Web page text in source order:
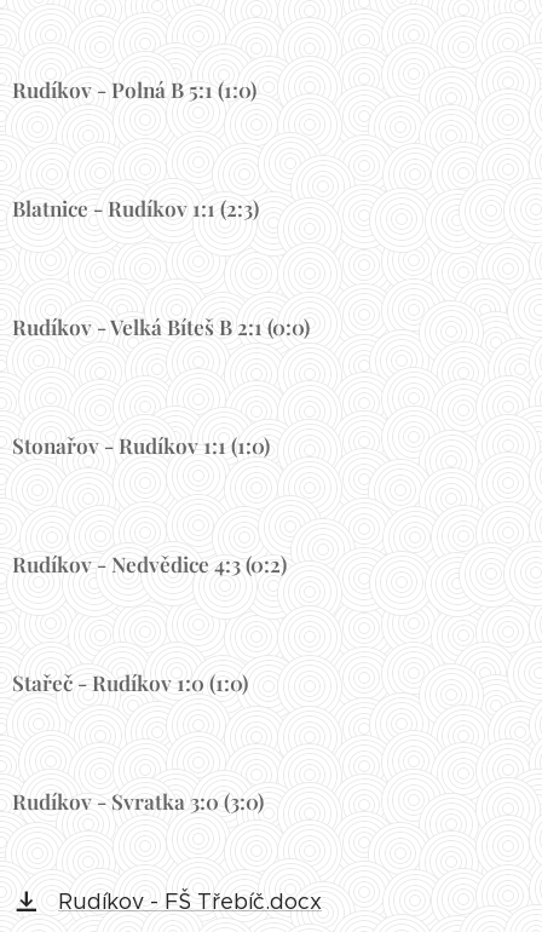
Rudíkov - Polná B 5:1 (1:0)
Blatnice - Rudíkov 1:1 (2:3)
Rudíkov - Velká Bíteš B 2:1 (0:0)
Stonařov - Rudíkov 1:1 (1:0)
Rudíkov - Nedvědice 4:3 (0:2)
Stařeč - Rudíkov 1:0 (1:0)
Rudíkov - Svratka 3:0 (3:0)
Rudíkov - FŠ Třebíč.docx